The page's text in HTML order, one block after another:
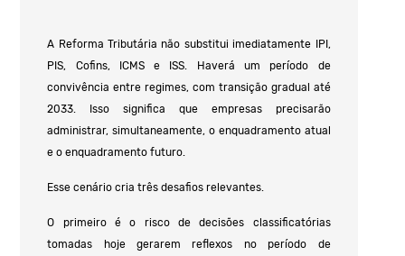
A Reforma Tributária não substitui imediatamente IPI,
PIS, Cofins, ICMS e ISS. Haverá um período de
convivência entre regimes, com transição gradual até
2033. Isso significa que empresas precisarão
administrar, simultaneamente, o enquadramento atual
e o enquadramento futuro.
Esse cenário cria três desafios relevantes.
O primeiro é o risco de decisões classificatórias
tomadas hoje gerarem reflexos no período de